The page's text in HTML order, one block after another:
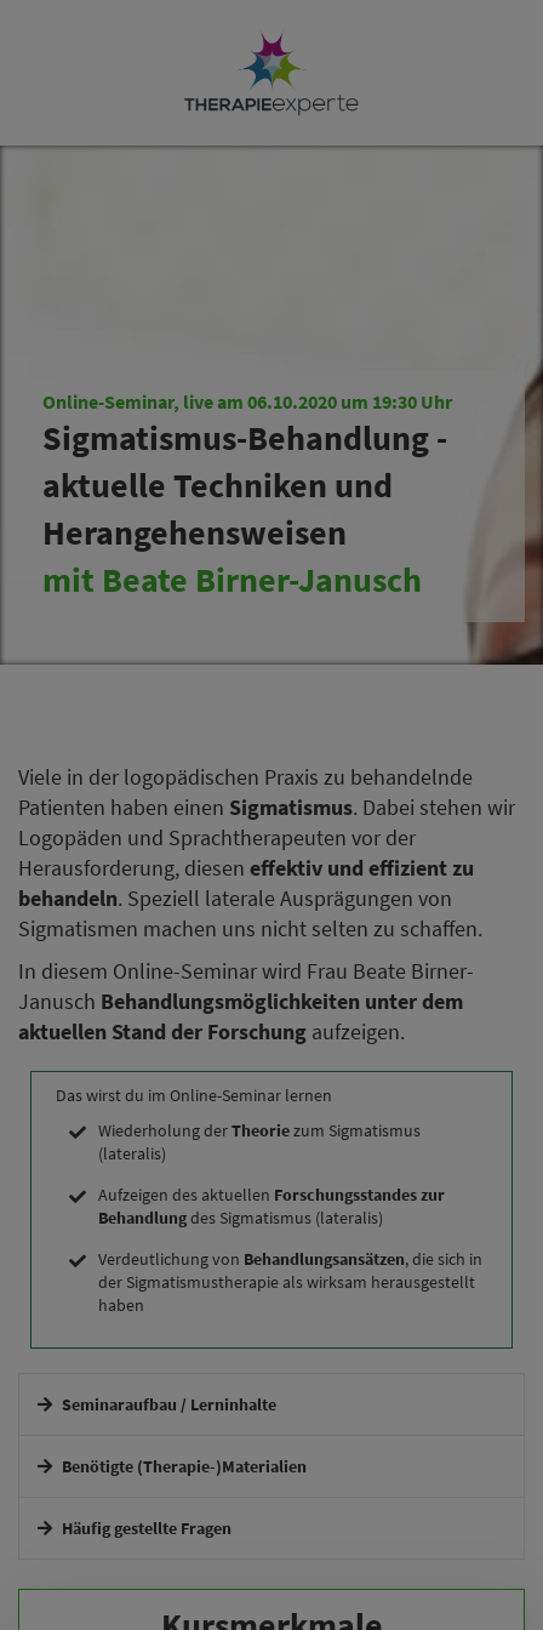
Online-Seminar, live am 06.10.2020 um 19:30 Uhr
Sigmatismus-Behandlung -
aktuelle Techniken und
Herangehensweisen
mit Beate Birner-Janusch
Viele in der logopädischen Praxis zu behandelnde
Patienten haben einen Sigmatismus. Dabei stehen wir
Logopäden und Sprachtherapeuten vor der
Herausforderung, diesen effektiv und effizient zu
behandeln. Speziell laterale Ausprägungen von
Sigmatismen machen uns nicht selten zu schaffen.
In diesem Online-Seminar wird Frau Beate Birner-
Janusch Behandlungsmöglichkeiten unter dem
aktuellen Stand der Forschung aufzeigen.
Das wirst du im Online-Seminar lernen
Wiederholung derTheoriezum Sigmatismus
(lateralis)
Aufzeigen des aktuellen Forschungsstandes zur
Behandlungdes Sigmatismus (lateralis)
Verdeutlichung von Behandlungsansätzen, die sich in
der Sigmatismustherapie als wirksam herausgestellt
haben
Seminaraufbau / Lerninhalte
Benötigte (Therapie-)Materialien
Häufig gestellte Fragen